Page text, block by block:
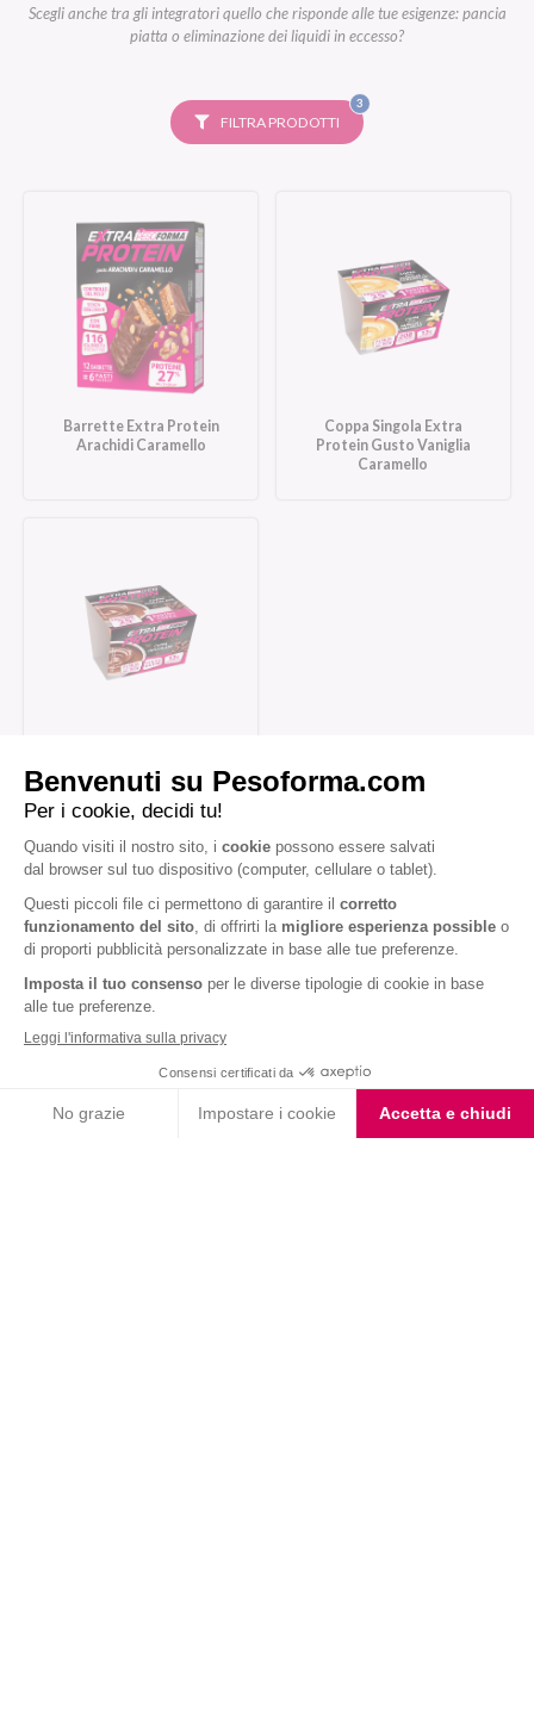
Scegli anche tra gli integratori quello che risponde alle tue esigenze: pancia
piatta o eliminazione dei liquidi in eccesso?
FILTRA PRODOTTI
3FILTRI
SELEZIONATI
Barrette Extra Protein
Arachidi Caramello
Coppa Singola Extra
Protein Gusto Vaniglia
Caramello
Protein al Cioccolato
Iscriviti alla newsletter
Letta l'informativa privacy, acconsento all'iscrizione alla newsletter